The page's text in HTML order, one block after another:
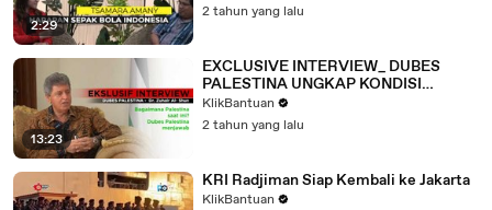
2:29
2 tahun yang lalu
13:23
EXCLUSIVE INTERVIEW_ DUBES
PALESTINA UNGKAP KONDISI
PALESTINA SEBENARNYA
KlikBantuan
2 tahun yang lalu
KRI Radjiman Siap Kembali ke Jakarta
KlikBantuan